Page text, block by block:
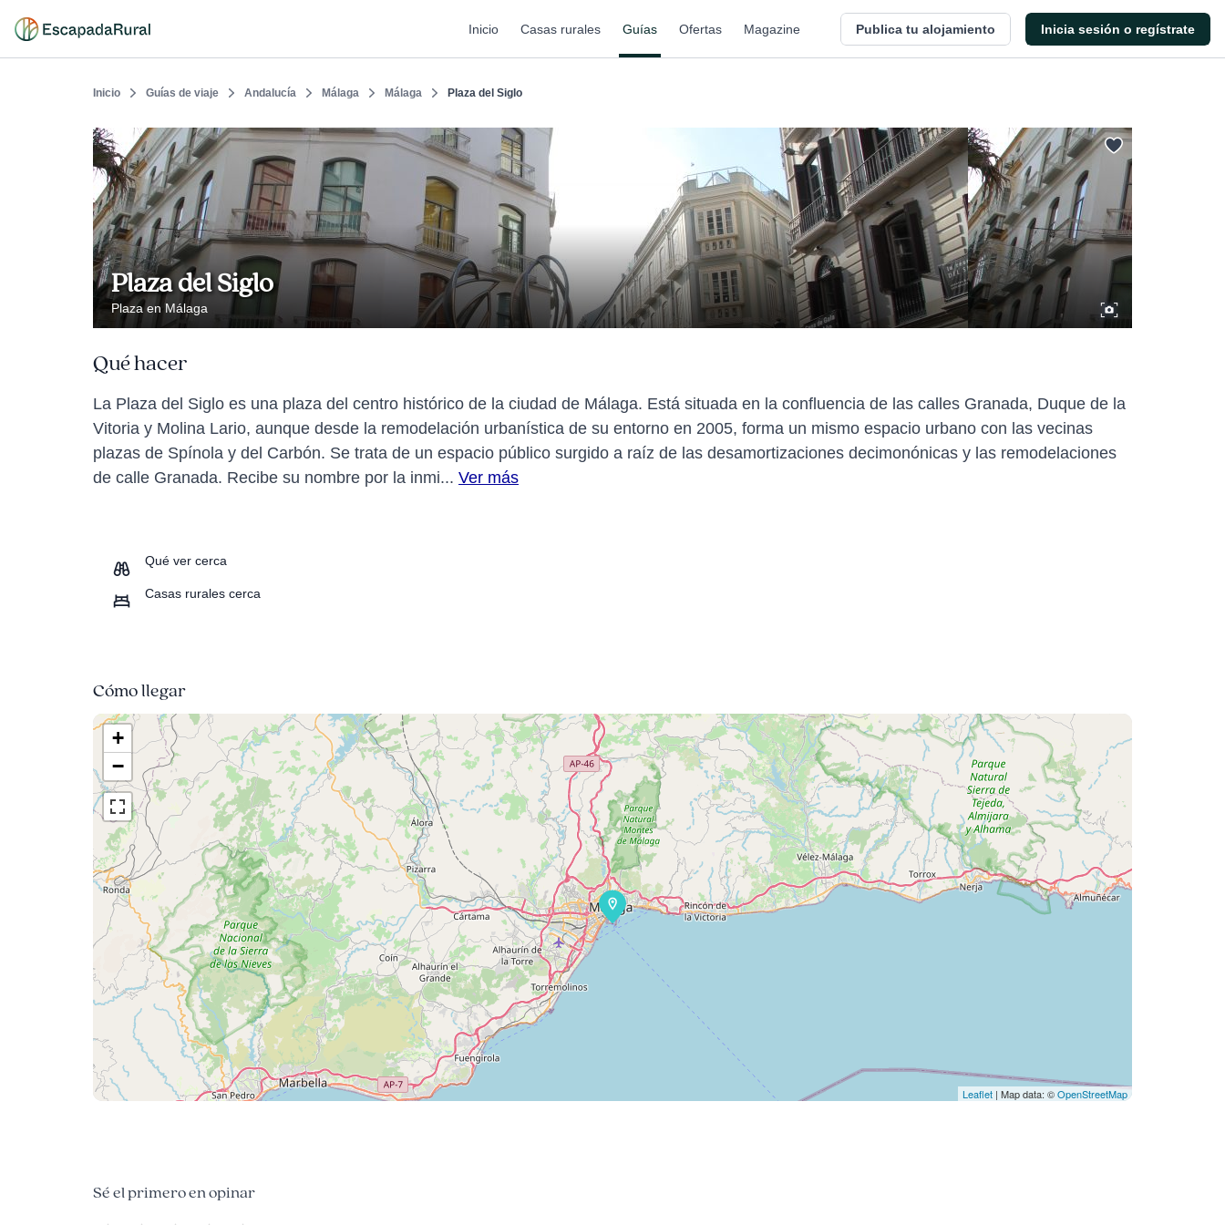
Inicio Casas rurales Guías Ofertas Magazine Publica tu alojamiento Inicia sesión o regístrate
Inicio Guías de viaje Andalucía Málaga Málaga Plaza del Siglo
Plaza del Siglo
Plaza en Málaga
Qué hacer
La Plaza del Siglo es una plaza del centro histórico de la ciudad de Málaga. Está situada en la confluencia de las calles Granada, Duque de la
Vitoria y Molina Lario, aunque desde la remodelación urbanística de su entorno en 2005, forma un mismo espacio urbano con las vecinas
plazas de Spínola y del Carbón. Se trata de un espacio público surgido a raíz de las desamortizaciones decimonónicas y las remodelaciones
de calle Granada. Recibe su nombre por la inmi... Ver más
Qué ver cerca
Casas rurales cerca
Cómo llegar
+
−
Leaflet | Map data: ©OpenStreetMap
Sé el primero en opinar